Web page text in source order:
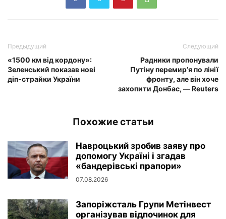
Предыдущий
«1500 км від кордону»:
Зеленський показав нові
діп-страйки України
Следующий
Радники пропонували
Путіну перемир’я по лінії
фронту, але він хоче
захопити Донбас, — Reuters
Похожие статьи
Навроцький зробив заяву про
допомогу Україні і згадав
«бандерівські прапори»
07.08.2026
Запоріжсталь Групи Метінвест
організував відпочинок для